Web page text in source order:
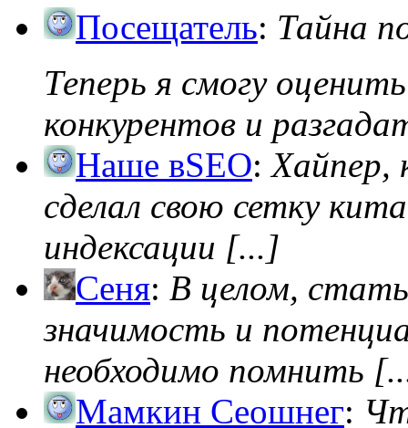
Посещатель: Тайна
Теперь я смогу
конкурентов и
Наше вSEO:Хайпер,
сделал свою сетку
индексации [...]
Сеня: В целом,
значимость и
необходимо помнить
Мамкин Сеошнег: